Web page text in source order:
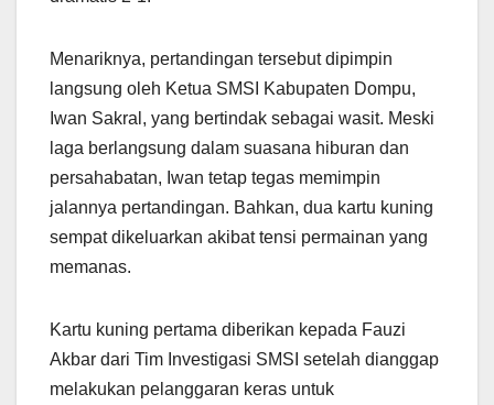
Menariknya, pertandingan tersebut dipimpin
langsung oleh Ketua SMSI Kabupaten Dompu,
Iwan Sakral, yang bertindak sebagai wasit. Meski
laga berlangsung dalam suasana hiburan dan
persahabatan, Iwan tetap tegas memimpin
jalannya pertandingan. Bahkan, dua kartu kuning
sempat dikeluarkan akibat tensi permainan yang
memanas.
Kartu kuning pertama diberikan kepada Fauzi
Akbar dari Tim Investigasi SMSI setelah dianggap
melakukan pelanggaran keras untuk